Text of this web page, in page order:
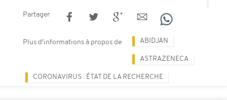
Partager
Plus d'informations à propos de ABIDJAN
ASTRAZENECA
CORONAVIRUS : ÉTAT DE LA RECHERCHE